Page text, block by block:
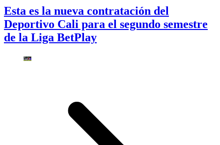
Esta es la nueva contratación del
Deportivo Cali para el segundo semestre
de la Liga BetPlay